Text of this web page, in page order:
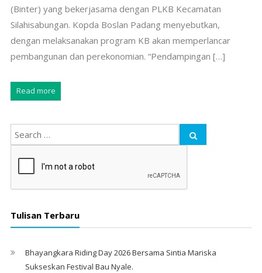
(Binter) yang bekerjasama dengan PLKB Kecamatan
Silahisabungan. Kopda Boslan Padang menyebutkan,
dengan melaksanakan program KB akan memperlancar
pembangunan dan perekonomian. “Pendampingan […]
Read more
Tulisan Terbaru
Bhayangkara Riding Day 2026 Bersama Sintia Mariska
Sukseskan Festival Bau Nyale. ‎